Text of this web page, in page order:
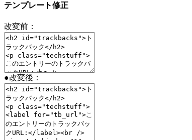
テンプレート修正
改変前：
●改変後：